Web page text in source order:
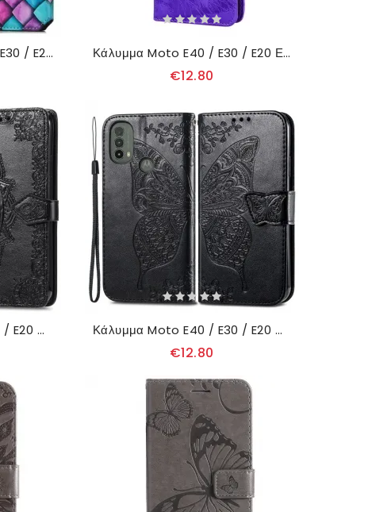
θηκη κινητου Moto E40 / E30 / E20 Θήκη Flip Καλλιτεχνική Rfid Κάλυμμα Moto E40 / E30 / E20 Εκτύπωση Προσώπου Tiger
€12.80
Κάλυμμα Moto E40 / E30 / E20 Μεσαιωνική Μάνταλα Κάλυμμα Moto E40 / E30 / E20 Μισές Πεταλούδες
€12.80